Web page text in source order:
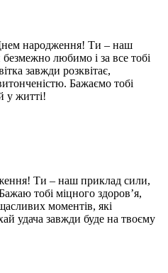
народження! Ти – наш
любимо і за все тобі
завжди розквітає,
Бажаємо тобі
у житті!
Ти – наш приклад сили,
тобі міцного здоров’я,
моментів, які
удача завжди буде на твоєму